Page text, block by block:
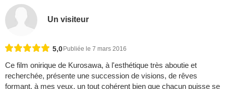
Un visiteur
5,0 Publiée le 7 mars 2016
Ce film onirique de Kurosawa, à l'esthétique très aboutie et
recherchée, présente une succession de visions, de rêves
formant, à mes yeux, un tout cohérent bien que chacun puisse se